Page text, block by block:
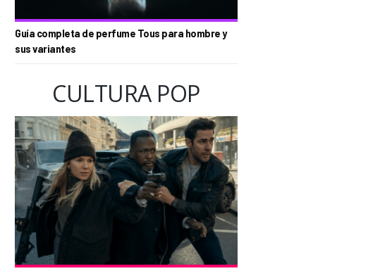
Guía completa de perfume Tous para hombre y
sus variantes
CULTURA POP